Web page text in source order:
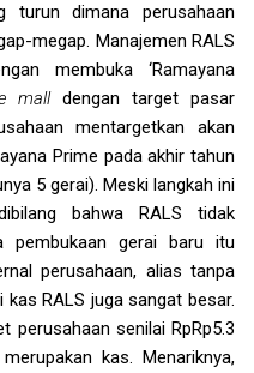
turun dimana perusahaan
megap. Manajemen RALS
membuka ‘Ramayana
malldengan target pasar
mentargetkan akan
Prime pada akhir tahun
5 gerai). Meski langkah ini
bahwa RALS tidak
pembukaan gerai baru itu
perusahaan, alias tanpa
RALS juga sangat besar.
perusahaan senilai RpRp5.3
kas. Menariknya,